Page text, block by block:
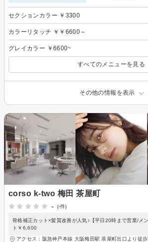
セクションカラー ￥3300
カラーリタッチ ￥￥6600～
グレイカラー ￥6600~
すべてのメニューを見る
その他の情報を表示
corso k-two 梅田 茶屋町
-
(-件)
骨格補正カット×髪質改善が人気♪【平日20時まで営業/メ
ト￥6,600
アクセス：阪急神戸本線 大阪梅田駅 茶屋町出口より徒